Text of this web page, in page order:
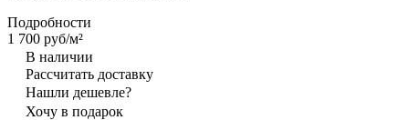
Подробности
1 700 руб/м²
В наличии
Рассчитать доставку
Нашли дешевле?
Хочу в подарок